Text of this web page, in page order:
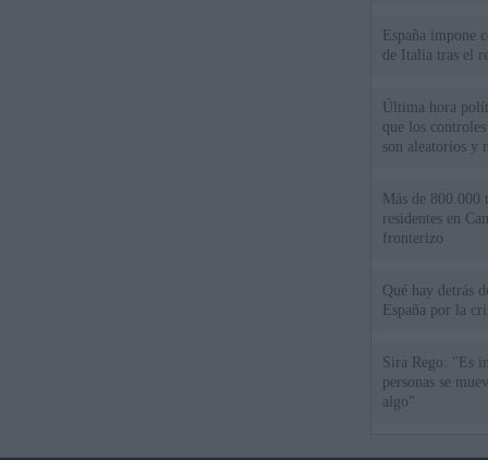
España impone
de Italia tras el
Última hora
que los
son aleatorios y
Más de 800.000
residentes en
fronterizo
Qué hay detrás
España por la
Sira Rego: "Es
personas se
algo"